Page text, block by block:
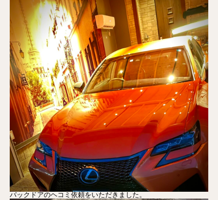
バックドアのヘコミ依頼をいただきました。